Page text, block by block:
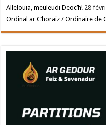
Allelouia, meuleudi Deoc’h! 28
Ordinal ar C’horaiz / Ordinaire de